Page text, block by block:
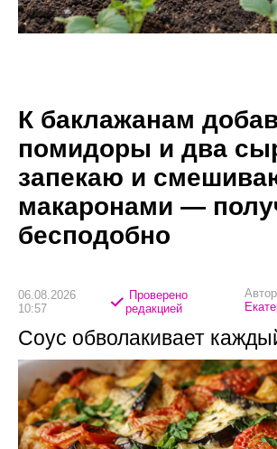
К баклажанам
помидоры и два
запекаю и
макаронами —
бесподобно
06.08.2026
10:57
Проверено
редакцией
Соус обволакивает